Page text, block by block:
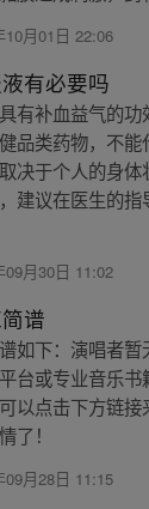
10月01日 22:06
有必要吗
有补血益气的
品类药物，不
决于个人的身
建议在医生的
09月30日 11:02
谱
如下：演唱者
台或专业音乐
以点击下方链接
了！
09月28日 11:15